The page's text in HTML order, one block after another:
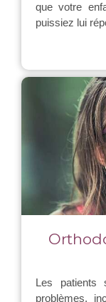
que votre
puissiez lui
Les patients
problèmes,